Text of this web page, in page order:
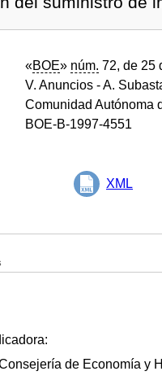
«BOE» núm. 72, de 25
V. Anuncios - A.
Comunidad Autónoma
BOE-B-1997-4551
XML
de Economía y